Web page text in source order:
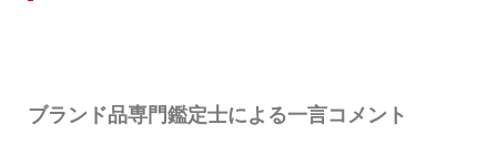
ブランド品専門鑑定士による一言コメント